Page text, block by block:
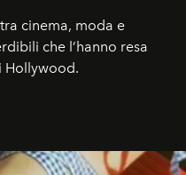
cinema, moda e
che l’hanno resa
Hollywood.